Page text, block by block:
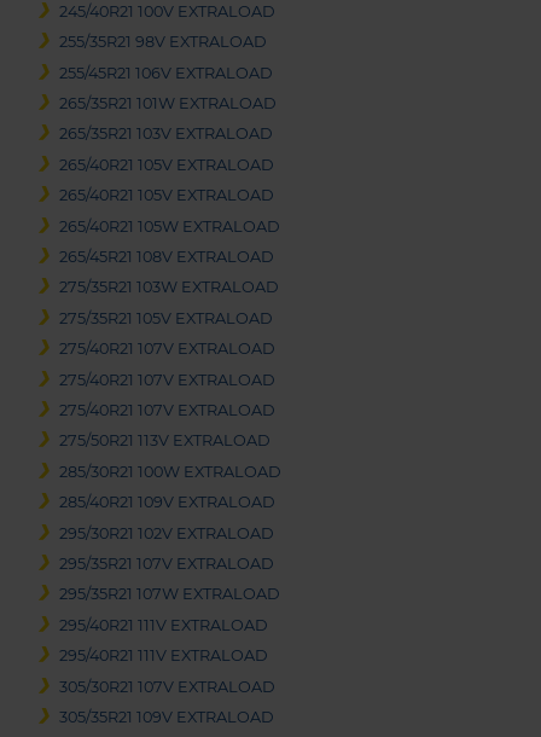
245/40R21 100V EXTRALOAD
255/35R21 98V EXTRALOAD
255/45R21 106V EXTRALOAD
265/35R21 101W EXTRALOAD
265/35R21 103V EXTRALOAD
265/40R21 105V EXTRALOAD
265/40R21 105V EXTRALOAD
265/40R21 105W EXTRALOAD
265/45R21 108V EXTRALOAD
275/35R21 103W EXTRALOAD
275/35R21 105V EXTRALOAD
275/40R21 107V EXTRALOAD
275/40R21 107V EXTRALOAD
275/40R21 107V EXTRALOAD
275/50R21 113V EXTRALOAD
285/30R21 100W EXTRALOAD
285/40R21 109V EXTRALOAD
295/30R21 102V EXTRALOAD
295/35R21 107V EXTRALOAD
295/35R21 107W EXTRALOAD
295/40R21 111V EXTRALOAD
295/40R21 111V EXTRALOAD
305/30R21 107V EXTRALOAD
305/35R21 109V EXTRALOAD